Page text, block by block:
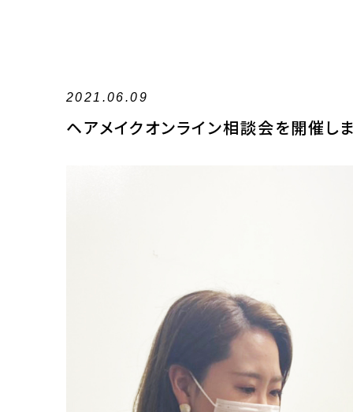
ヘアメイクオンライン相談会を開催し
2021.06.09